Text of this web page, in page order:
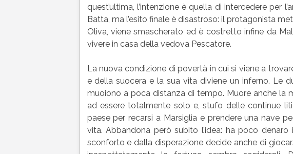
quest’ultima, l’intenzione è quella di intercedere per
Batta, ma l’esito finale è disastroso: il protagonista
Oliva, viene smascherato ed è costretto infine da
vivere in casa della vedova Pescatore.
La nuova condizione di povertà in cui si viene a
e della suocera e la sua vita diviene un inferno. Le
muoiono a poca distanza di tempo. Muore anche la
ad essere totalmente solo e, stufo delle continue
paese per recarsi a Marsiglia e prendere una nave
vita. Abbandona però subito l’idea: ha poco
sconforto e dalla disperazione decide anche di